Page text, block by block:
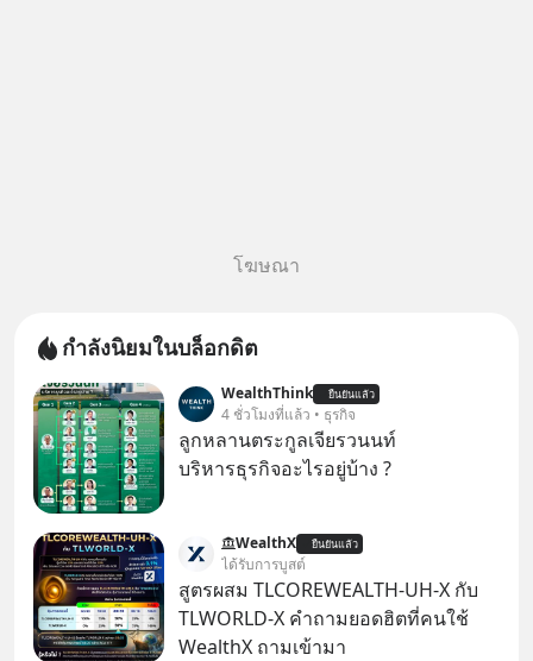
โฆษณา
กำลังนิยมในบล็อกดิต
WealthThink ยืนยันแล้ว
4 ชั่วโมงที่แล้ว • ธุรกิจ
ลูกหลานตระกูลเจียรวนนท์
บริหารธุรกิจอะไรอยู่บ้าง ?
WealthX ยืนยันแล้ว
ได้รับการบูสต์
สูตรผสม TLCOREWEALTH-UH-X กับ
TLWORLD-X คำถามยอดฮิตที่คนใช้
WealthX ถามเข้ามา